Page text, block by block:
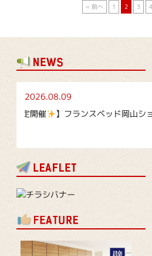
« 前へ 1 2 3 4
2026.08.09
】フランスベッド岡山ショール